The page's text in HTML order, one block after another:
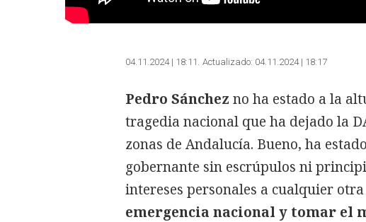
04.11.2024 | 18:11 Actualizado: 04.11.2024 | 18:17
Pedro Sánchez no ha estado a la
tragedia nacional que ha dejado la
zonas de Andalucía. Bueno, ha
gobernante sin escrúpulos ni
intereses personales a cualquier otra
emergencia nacional y tomar el